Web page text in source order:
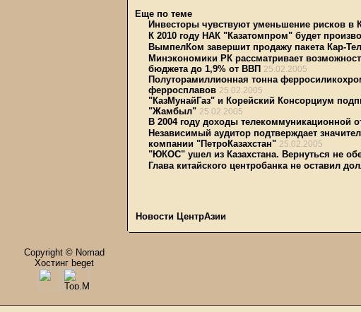
Еще по теме
Инвесторы чувствуют уменьшение рисков в
К 2010 году НАК "Казатомпром" будет
ВымпелКом завершит продажу пакета Кар-
Минэкономики РК рассматривает
бюджета до 1,9% от ВВП 25.02.2005
Полуторамиллионная тонна
ферросплавов 25.02.2005
"КазМунайГаз" и Корейский Консорциум
"Жамбыл" 25.02.2005
В 2004 году доходы телекоммуникационной
Независимый аудитор подтверждает
компании "ПетроКазахстан" 25.02.2005
"ЮКОС" ушел из Казахстана. Вернуться не
Глава китайского центробанка не оставил
Новости ЦентрАзии
Copyright © Nomad
Хостинг beget